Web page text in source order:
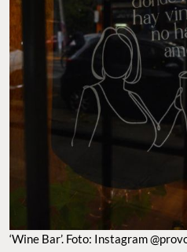
‘Wine Bar’. Foto: Instagram